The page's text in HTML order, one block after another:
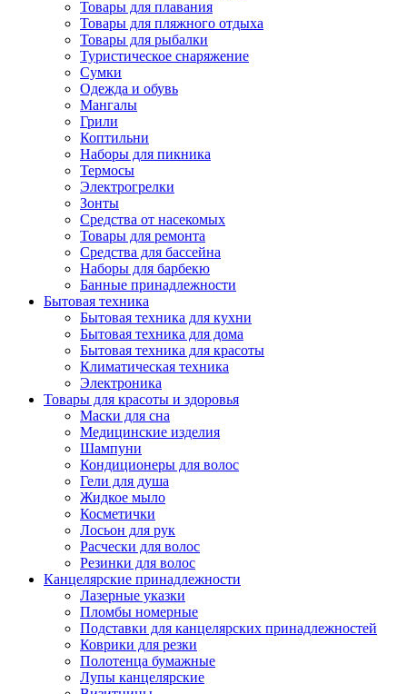
Товары для плавания
Товары для пляжного отдыха
Товары для рыбалки
Туристическое снаряжение
Сумки
Одежда и обувь
Мангалы
Грили
Коптильни
Наборы для пикника
Термосы
Электрогрелки
Зонты
Средства от насекомых
Товары для ремонта
Средства для бассейна
Наборы для барбекю
Банные принадлежности
Бытовая техника
Бытовая техника для кухни
Бытовая техника для дома
Бытовая техника для красоты
Климатическая техника
Электроника
Товары для красоты и здоровья
Маски для сна
Медицинские изделия
Шампуни
Кондиционеры для волос
Гели для душа
Жидкое мыло
Косметички
Лосьон для рук
Расчески для волос
Резинки для волос
Канцелярские принадлежности
Лазерные указки
Пломбы номерные
Подставки для канцелярских принадлежностей
Коврики для резки
Полотенца бумажные
Лупы канцелярские